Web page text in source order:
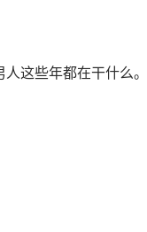
这些年都在干什么。